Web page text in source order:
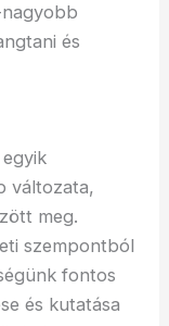
és
változata,
meg.
szempontból
fontos
és kutatása